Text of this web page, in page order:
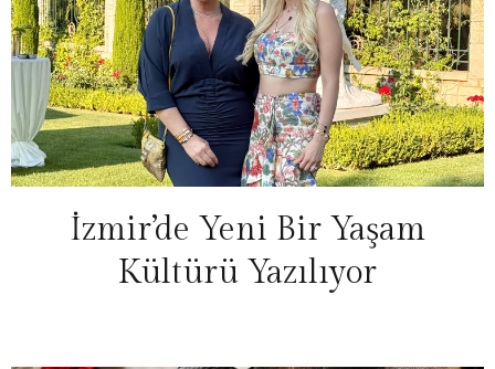
İzmir’de Yeni Bir Yaşam
Kültürü Yazılıyor